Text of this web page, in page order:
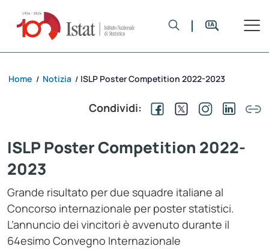
Home / Notizia / ISLP Poster Competition 2022-2023
Condividi:
ISLP Poster Competition 2022-
2023
Grande risultato per due squadre italiane al
Concorso internazionale per poster statistici.
L’annuncio dei vincitori è avvenuto durante il
64esimo Convegno Internazionale